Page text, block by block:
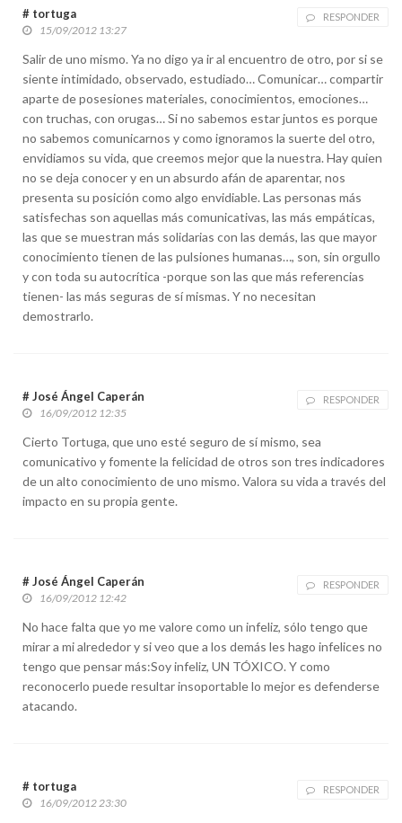
# tortuga RESPONDER
15/09/2012 13:27
Salir de uno mismo. Ya no digo ya ir al encuentro de otro, por si se
siente intimidado, observado, estudiado… Comunicar… compartir
aparte de posesiones materiales, conocimientos, emociones…
con truchas, con orugas… Si no sabemos estar juntos es porque
no sabemos comunicarnos y como ignoramos la suerte del otro,
envidiamos su vida, que creemos mejor que la nuestra. Hay quien
no se deja conocer y en un absurdo afán de aparentar, nos
presenta su posición como algo envidiable. Las personas más
satisfechas son aquellas más comunicativas, las más empáticas,
las que se muestran más solidarias con las demás, las que mayor
conocimiento tienen de las pulsiones humanas…, son, sin orgullo
y con toda su autocrítica -porque son las que más referencias
tienen- las más seguras de sí mismas. Y no necesitan
demostrarlo.
# José Ángel Caperán RESPONDER
16/09/2012 12:35
Cierto Tortuga, que uno esté seguro de sí mismo, sea
comunicativo y fomente la felicidad de otros son tres indicadores
de un alto conocimiento de uno mismo. Valora su vida a través del
impacto en su propia gente.
# José Ángel Caperán RESPONDER
16/09/2012 12:42
No hace falta que yo me valore como un infeliz, sólo tengo que
mirar a mi alrededor y si veo que a los demás les hago infelices no
tengo que pensar más:Soy infeliz, UN TÓXICO. Y como
reconocerlo puede resultar insoportable lo mejor es defenderse
atacando.
# tortuga RESPONDER
16/09/2012 23:30